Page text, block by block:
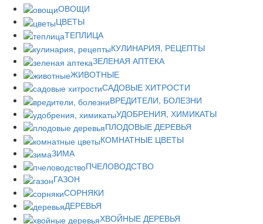
ОВОЩИ
ЦВЕТЫ
ТЕПЛИЦА
КУЛИНАРИЯ, РЕЦЕПТЫ
ЗЕЛЕНАЯ АПТЕКА
ЖИВОТНЫЕ
САДОВЫЕ ХИТРОСТИ
ВРЕДИТЕЛИ, БОЛЕЗНИ
УДОБРЕНИЯ, ХИМИКАТЫ
ПЛОДОВЫЕ ДЕРЕВЬЯ
КОМНАТНЫЕ ЦВЕТЫ
ЗИМА
ПЧЕЛОВОДСТВО
ГАЗОН
СОРНЯКИ
ДЕРЕВЬЯ
ХВОЙНЫЕ ДЕРЕВЬЯ